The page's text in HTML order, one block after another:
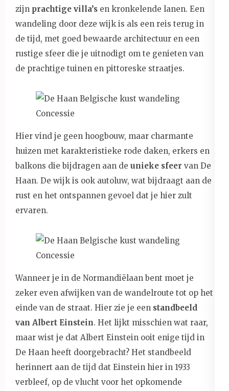
zijn prachtige villa’s en kronkelende lanen. Een
wandeling door deze wijk is als een reis terug in
de tijd, met goed bewaarde architectuur en een
rustige sfeer die je uitnodigt om te genieten van
de prachtige tuinen en pittoreske straatjes.
Hier vind je geen hoogbouw, maar charmante
huizen met karakteristieke rode daken, erkers en
balkons die bijdragen aan de unieke sfeer van De
Haan. De wijk is ook autoluw, wat bijdraagt aan de
rust en het ontspannen gevoel dat je hier zult
ervaren.
Wanneer je in de Normandiëlaan bent moet je
zeker even afwijken van de wandelroute tot op het
einde van de straat. Hier zie je een standbeeld
van Albert Einstein. Het lijkt misschien wat raar,
maar wist je dat Albert Einstein ooit enige tijd in
De Haan heeft doorgebracht? Het standbeeld
herinnert aan de tijd dat Einstein hier in 1933
verbleef, op de vlucht voor het opkomende